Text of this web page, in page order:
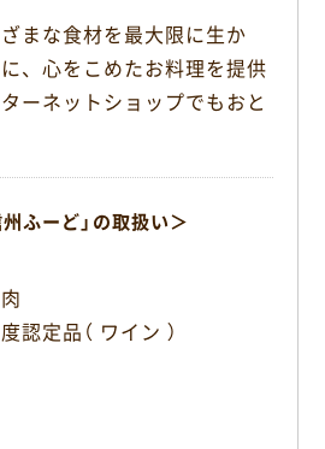
まな食材を最大限に生か
、心をこめたお料理を提供
ーネットショップでもおと
ふーど」の取扱い＞
認定品（ ワイン ）